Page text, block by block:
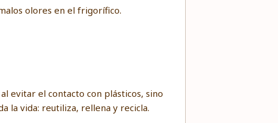
olores en el frigorífico.
evitar el contacto con plásticos, sino
la vida: reutiliza, rellena y recicla.